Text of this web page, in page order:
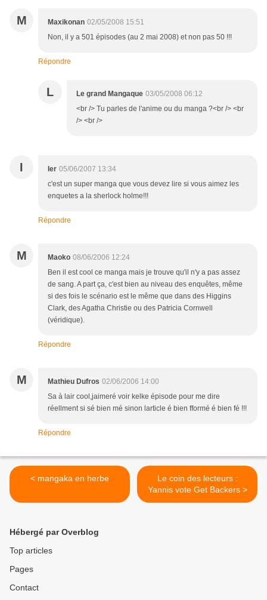
M Maxikonan 02/05/2008 15:51
Non, il y a 501 épisodes (au 2 mai 2008) et non pas 50 !!!
Répondre
L Le grand Mangaque 03/05/2008 06:12
<br /> Tu parles de l'anime ou du manga ?<br /> <br
/> <br />
I Ier 05/06/2007 13:34
c'est un super manga que vous devez lire si vous aimez les
enquetes a la sherlock holme!!!
Répondre
M Maoko 08/06/2006 12:24
Ben il est cool ce manga mais je trouve qu'il n'y a pas assez
de sang. A part ça, c'est bien au niveau des enquêtes, même
si des fois le scénario est le même que dans des Higgins
Clark, des Agatha Christie ou des Patricia Cornwell
(véridique).
Répondre
M Mathieu Dufros 02/06/2006 14:00
Sa à lair cool,jaimeré voir kelke épisode pour me dire
réellment si sé bien mé sinon larticle é bien fformé é bien fé !!!
Répondre
< mangaka en herbe
Le coin des lecteurs :
Yannis vote Get Backers >
Hébergé par Overblog
Top articles
Pages
Contact